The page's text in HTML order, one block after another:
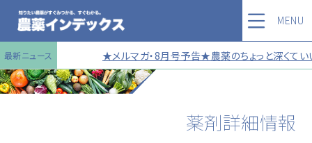
最新ニュース ★メルマガ・8月号予告★農薬のちょっと深く
MENU
薬剤詳細情報